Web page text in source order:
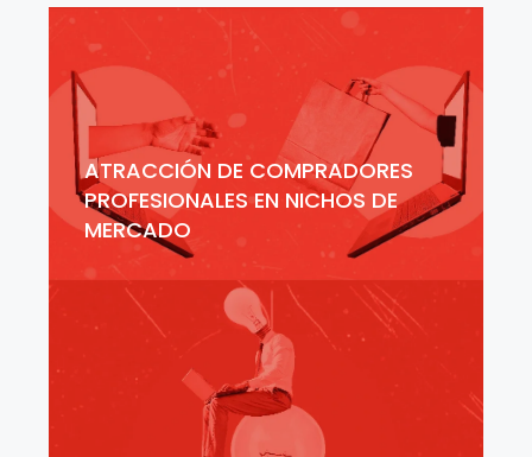
ATRACCIÓN DE COMPRADORES
PROFESIONALES EN NICHOS DE
MERCADO